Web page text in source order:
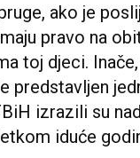
ako je
pravo na
toj djeci.
predstavljen
izrazili su
iduće